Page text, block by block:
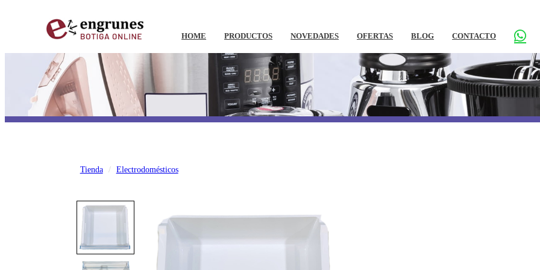
HOME PRODUCTOS NOVEDADES OFERTAS BLOG CONTACTO
Tienda Electrodomésticos